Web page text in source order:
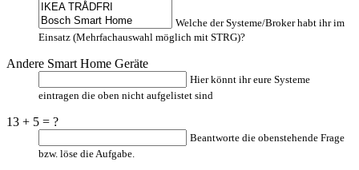
Welche der Systeme/Broker habt ihr im
Einsatz (Mehrfachauswahl möglich mit STRG)?
Andere Smart Home Geräte
Hier könnt ihr eure Systeme
eintragen die oben nicht aufgelistet sind
13 + 5 = ?
Beantworte die obenstehende Frage
bzw. löse die Aufgabe.